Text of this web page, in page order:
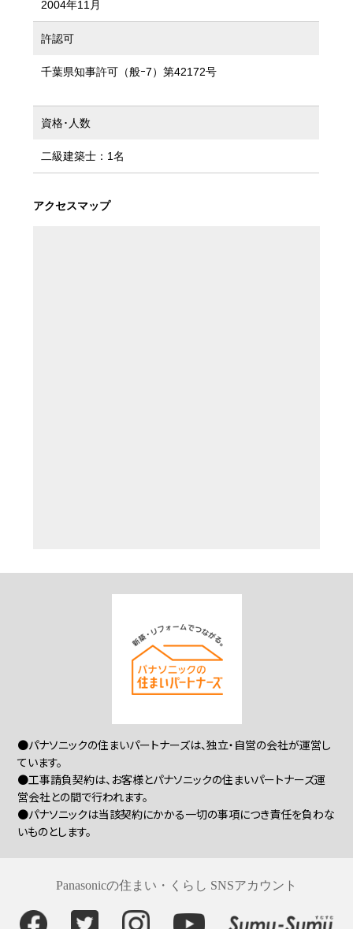
2004年11月
許認可
千葉県知事許可（般ｰ7）第42172号
資格･人数
二級建築士：1名
アクセスマップ
●パナソニックの住まいパートナーズは、独立・自営の会社が運営し
ています。
●工事請負契約は、お客様とパナソニックの住まいパートナーズ運
営会社との間で行われます。
●パナソニックは当該契約にかかる一切の事項につき責任を負わな
いものとします。
Panasonicの住まい・くらし SNSアカウント